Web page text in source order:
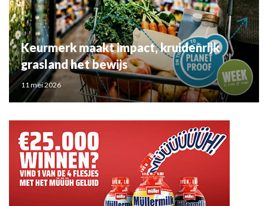
Keurmerk maakt impact, kruidenrijk
grasland het bewijs
11 mei 2026